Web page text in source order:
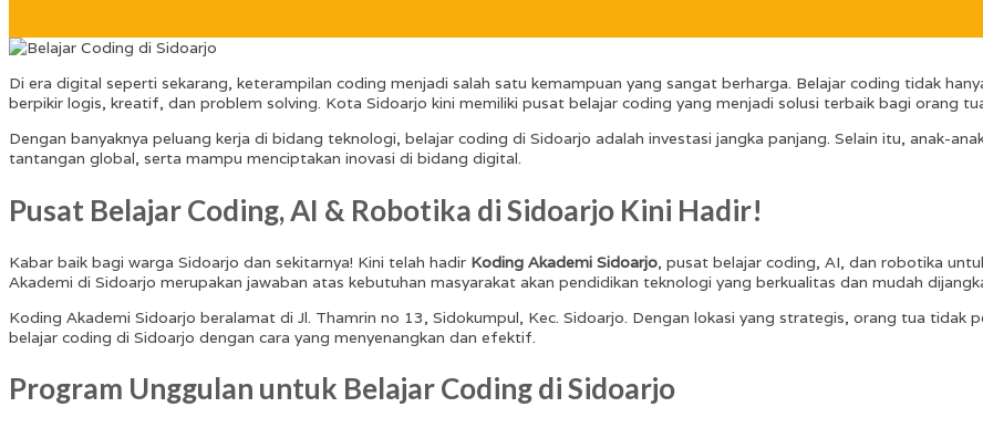
Di era digital seperti sekarang, keterampilan coding menjadi salah satu kemampuan yang sangat berharga. Belajar coding tidak
berpikir logis, kreatif, dan problem solving. Kota Sidoarjo kini memiliki pusat belajar coding yang menjadi solusi terbaik bagi orang
Dengan banyaknya peluang kerja di bidang teknologi, belajar coding di Sidoarjo adalah investasi jangka panjang. Selain itu, anak-
tantangan global, serta mampu menciptakan inovasi di bidang digital.
Pusat Belajar Coding, AI & Robotika di Sidoarjo Kini Hadir!
Kabar baik bagi warga Sidoarjo dan sekitarnya! Kini telah hadir Koding Akademi Sidoarjo , pusat belajar coding, AI, dan robotika
Akademi di Sidoarjo merupakan jawaban atas kebutuhan masyarakat akan pendidikan teknologi yang berkualitas dan mudah
Koding Akademi Sidoarjo beralamat di Jl. Thamrin no 13, Sidokumpul, Kec. Sidoarjo. Dengan lokasi yang strategis, orang tua tidak
belajar coding di Sidoarjo dengan cara yang menyenangkan dan efektif.
Program Unggulan untuk Belajar Coding di Sidoarjo